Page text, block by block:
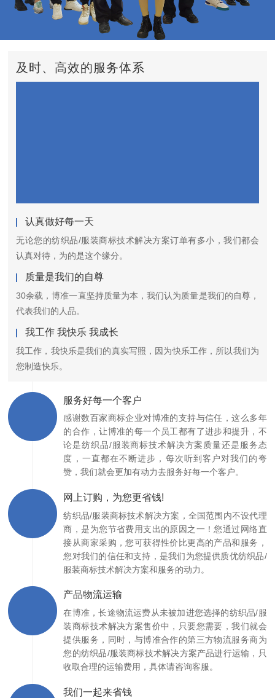
及时、高效的服务体系
认真做好每一天
无论您的纺织品/服装商标技术解决方案订单有多小，我们都会
认真对待，为的是这个缘分。
质量是我们的自尊
30余载，博准一直坚持质量为本，我们认为质量是我们的自尊，
代表我们的人品。
我工作 我快乐 我成长
我工作，我快乐是我们的真实写照，因为快乐工作，所以我们为
您制造快乐。
服务好每一个客户
感谢数百家商标企业对博准的支持与信任，这么多年
的合作，让博准的每一个员工都有了进步和提升，不
论是纺织品/服装商标技术解决方案质量还是服务态
度，一直都在不断进步，每次听到客户对我们的夸
赞，我们就会更加有动力去服务好每一个客户。
网上订购，为您更省钱!
纺织品/服装商标技术解决方案，全国范围内不设代理
商，是为您节省费用支出的原因之一！您通过网络直
接从商家采购，您可获得性价比更高的产品和服务，
您对我们的信任和支持，是我们为您提供质优纺织品/
服装商标技术解决方案和服务的动力。
产品物流运输
在博准，长途物流运费从未被加进您选择的纺织品/服
装商标技术解决方案售价中，只要您需要，我们就会
提供服务，同时，与博准合作的第三方物流服务商为
您的纺织品/服装商标技术解决方案产品进行运输，只
收取合理的运输费用，具体请咨询客服。
我们一起来省钱